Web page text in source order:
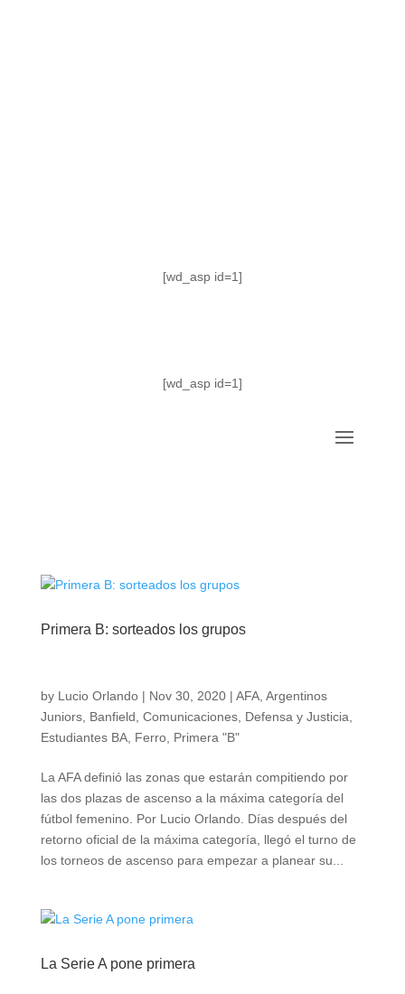
[wd_asp id=1]
[wd_asp id=1]
Primera B: sorteados los grupos
by Lucio Orlando| Nov 30, 2020| AFA, Argentinos
Juniors, Banfield Comunicaciones, Defensa y Justicia
Estudiantes BA, Ferro, Primera "B"
La AFA definió las zonas que estarán compitiendo por
las dos plazas de ascenso a la máxima categoría del
fútbol femenino. Por Lucio Orlando. Días después del
retorno oficial de la máxima categoría, llegó el turno de
los torneos de ascenso para empezar a planear su...
La Serie A pone primera